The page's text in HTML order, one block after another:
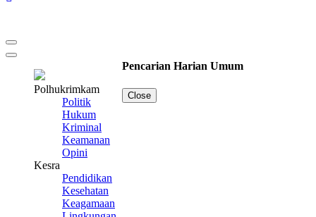
Polhukrimkam
Politik
Hukum
Kriminal
Keamanan
Opini
Kesra
Pendidikan
Kesehatan
Keagamaan
Pencarian Harian Umum
Close